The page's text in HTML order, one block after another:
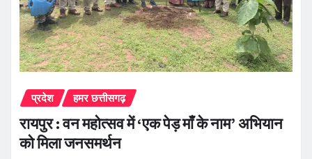
प्रदेश हमर छत्तीसगढ़
रायपुर : वन महोत्सव में ‘एक पेड़ माँ के नाम’ अभियान
को मिला जनसमर्थन